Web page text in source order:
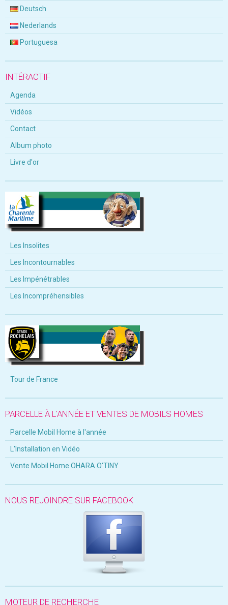
Deutsch
Nederlands
Portuguesa
INTÉRACTIF
Agenda
Vidéos
Contact
Album photo
Livre d'or
Les Insolites
Les Incontournables
Les Impénétrables
Les Incompréhensibles
Tour de France
PARCELLE À L'ANNÉE ET VENTES DE MOBILS HOMES
Parcelle Mobil Home à l'année
L'Installation en Vidéo
Vente Mobil Home OHARA O'TINY
NOUS REJOINDRE SUR FACEBOOK
MOTEUR DE RECHERCHE